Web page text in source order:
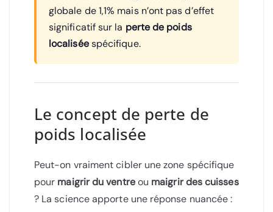
globale de 1,1% mais n’ont pas d’effet
significatif sur la perte de poids
localiséespécifique.
Le concept de perte de
poids localisée
Peut-on vraiment cibler une zone spécifique
pour maigrir du ventreou maigrir des cuisses
? La science apporte une réponse nuancée :